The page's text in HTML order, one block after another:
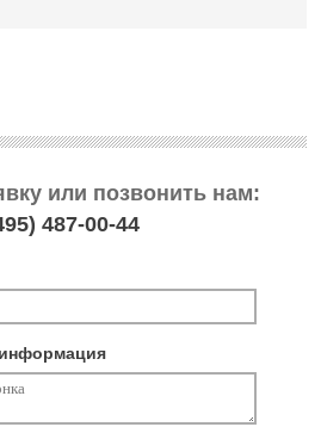
или позвонить нам:
487-00-44